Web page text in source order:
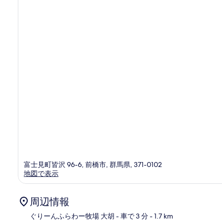
富士見町皆沢 96-6, 前橋市, 群馬県, 371-0102
地図で表示
周辺情報
ぐりーんふらわー牧場 大胡 - 車で 3 分- 1.7 km